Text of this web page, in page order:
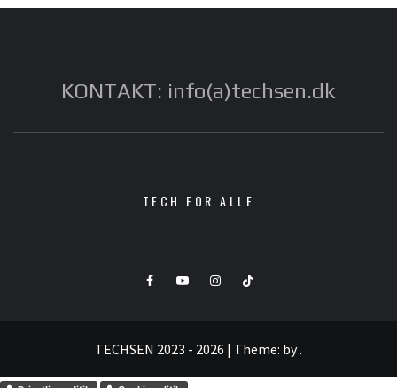
KONTAKT: info(a)techsen.dk
TECH FOR ALLE
FacebookYouTubeInstagramTikTok
TECHSEN 2023 - 2026 | Theme: by.